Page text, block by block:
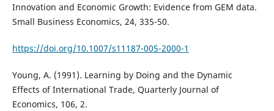
Innovation and Economic Growth: Evidence from GEM data.
Small Business Economics, 24, 335-50.
https://doi.org/10.1007/s11187-005-2000-1
Young, A. (1991). Learning by Doing and the Dynamic
Effects of International Trade, Quarterly Journal of
Economics, 106, 2.